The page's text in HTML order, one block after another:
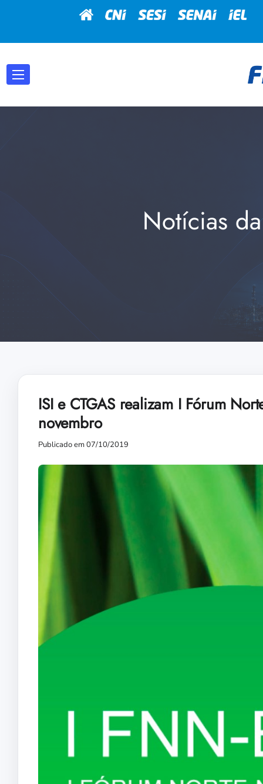
Notícias
ISI e CTGAS realizam I Fórum
novembro
Publicado em 07/10/2019